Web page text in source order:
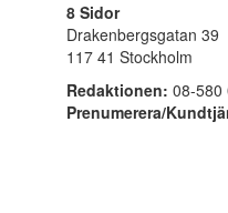
8 Sidor
Drakenbergsgatan 39
117 41 Stockholm
Redaktionen: 08-580
Prenumerera/